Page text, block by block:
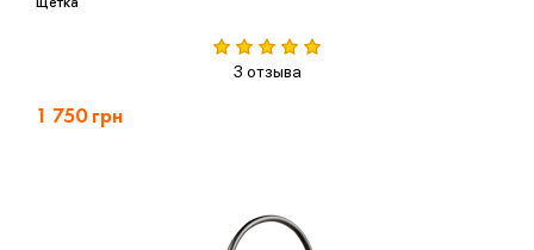
3 отзыва
1 750грн